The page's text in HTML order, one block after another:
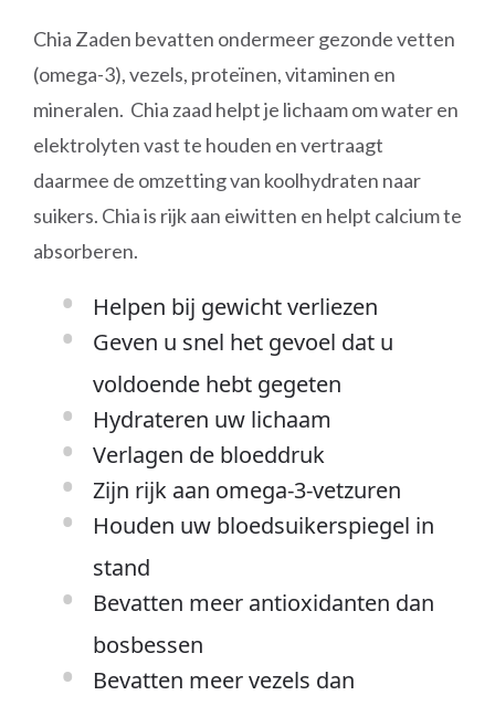
Chia Zaden bevatten ondermeer gezonde vetten
(omega-3), vezels, proteïnen, vitaminen en
mineralen. Chia zaad helpt je lichaam om water en
elektrolyten vast te houden en vertraagt
daarmee de omzetting van koolhydraten naar
suikers. Chia is rijk aan eiwitten en helpt calcium te
absorberen.
Helpen bij gewicht verliezen
Geven u snel het gevoel dat u
voldoende hebt gegeten
Hydrateren uw lichaam
Verlagen de bloeddruk
Zijn rijk aan omega-3-vetzuren
Houden uw bloedsuikerspiegel in
stand
Bevatten meer antioxidanten dan
bosbessen
Bevatten meer vezels dan